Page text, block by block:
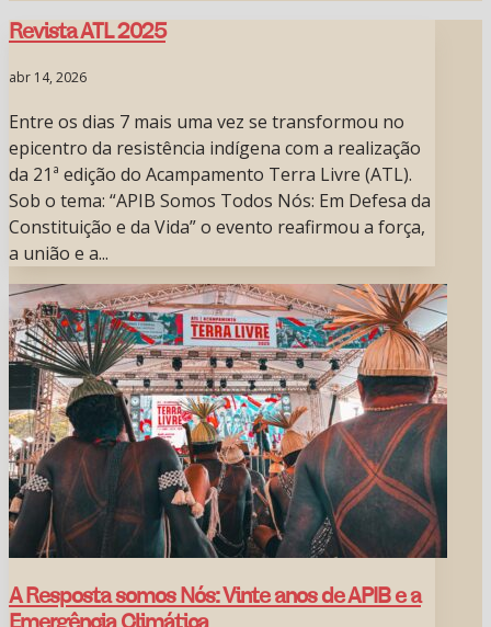
Revista ATL 2025
abr 14, 2026
Entre os dias 7 mais uma vez se transformou no
epicentro da resistência indígena com a realização
da 21ª edição do Acampamento Terra Livre (ATL).
Sob o tema: “APIB Somos Todos Nós: Em Defesa da
Constituição e da Vida” o evento reafirmou a força,
a união e a...
A Resposta somos Nós: Vinte anos de APIB e a